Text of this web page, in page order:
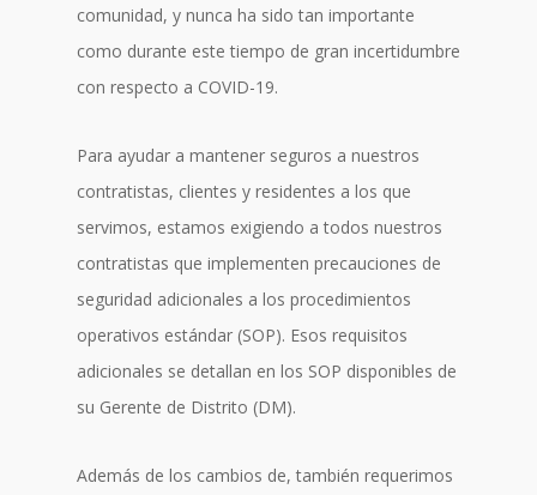
comunidad, y nunca ha sido tan importante
como durante este tiempo de gran incertidumbre
con respecto a COVID-19.
Para ayudar a mantener seguros a nuestros
contratistas, clientes y residentes a los que
servimos, estamos exigiendo a todos nuestros
contratistas que implementen precauciones de
seguridad adicionales a los procedimientos
operativos estándar (SOP). Esos requisitos
adicionales se detallan en los SOP disponibles de
su Gerente de Distrito (DM).
Además de los cambios de, también requerimos